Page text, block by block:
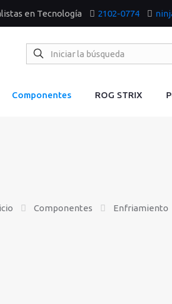
en Tecnología 2102-0774
Componentes ROG STRIX
Componentes Enfriamiento